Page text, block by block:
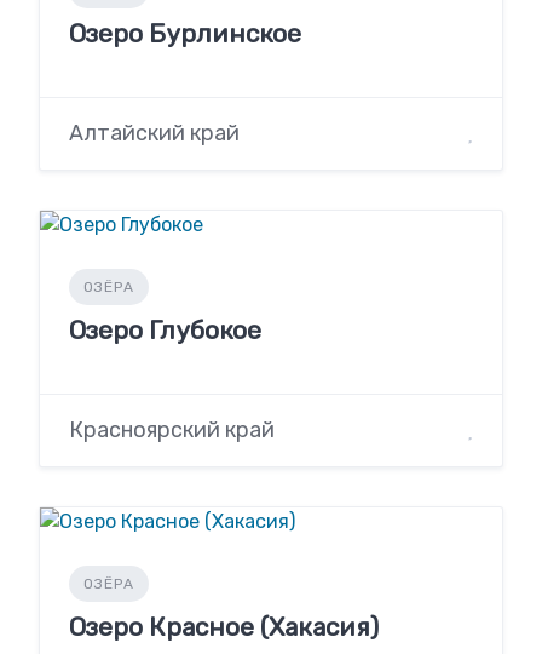
Озеро Бурлинское
Алтайский край
ОЗЁРА
Озеро Глубокое
Красноярский край
ОЗЁРА
Озеро Красное (Хакасия)